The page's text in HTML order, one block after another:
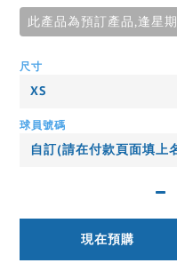
此產品為預訂產品,逢星
尺寸
球員號碼
現在預購